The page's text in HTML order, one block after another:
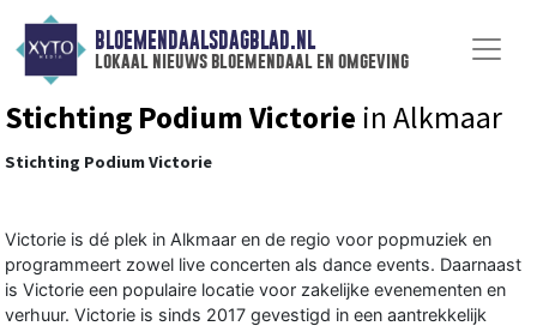
BLOEMENDAALSDAGBLAD.NL
lokaal nieuws bloemendaal en omgeving
Stichting Podium Victorie in Alkmaar
Stichting Podium Victorie
Victorie is dé plek in Alkmaar en de regio voor popmuziek en
programmeert zowel live concerten als dance events. Daarnaast
is Victorie een populaire locatie voor zakelijke evenementen en
verhuur. Victorie is sinds 2017 gevestigd in een aantrekkelijk